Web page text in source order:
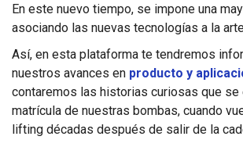
En este nuevo tiempo, se impone una
asociando las nuevas tecnologías a la
Así, en esta plataforma te tendremos
nuestros avances en producto y
contaremos las historias curiosas que se
matrícula de nuestras bombas, cuando
lifting décadas después de salir de la